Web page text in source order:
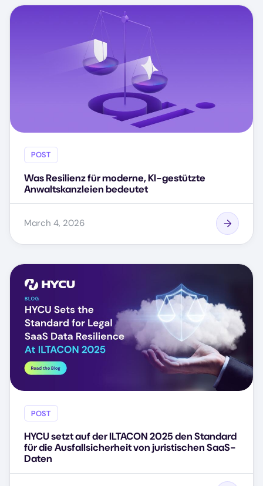
POST
Was Resilienz für moderne, KI-gestützte
Anwaltskanzleien bedeutet
March 4, 2026
POST
HYCU setzt auf der ILTACON 2025 den Standard
für die Ausfallsicherheit von juristischen SaaS-
Daten